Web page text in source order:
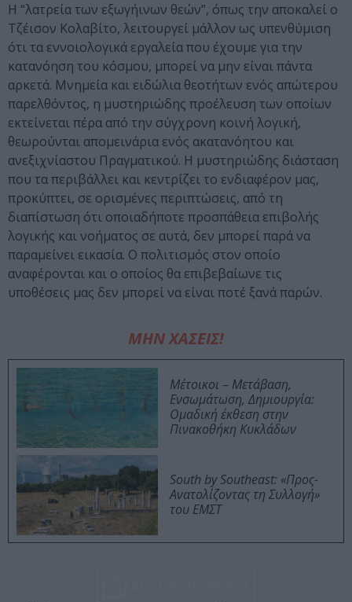
Η “λατρεία των εξωγήινων θεών”, όπως την αποκαλεί ο
Τζέισον Κολαβίτο, λειτουργεί μάλλον ως υπενθύμιση
ότι τα εννοιολογικά εργαλεία που έχουμε για την
κατανόηση του κόσμου, μπορεί να μην είναι πάντα
αρκετά. Μνημεία και ειδώλια θεοτήτων ενός απώτερου
παρελθόντος, η μυστηριώδης προέλευση των οποίων
εκτείνεται πέρα από την σύγχρονη κοινή λογική,
θεωρούνται απομεινάρια ενός ακατανόητου και
ανεξιχνίαστου Πραγματικού. Η μυστηριώδης διάσταση
που τα περιβάλλει και κεντρίζει το ενδιαφέρον μας,
προκύπτει, σε ορισμένες περιπτώσεις, από τη
διαπίστωση ότι οποιαδήποτε προσπάθεια επιβολής
λογικής και νοήματος σε αυτά, δεν μπορεί παρά να
παραμείνει εικασία. Ο πολιτισμός στον οποίο
αναφέρονται και ο οποίος θα επιβεβαίωνε τις
υποθέσεις μας δεν μπορεί να είναι ποτέ ξανά παρών.
ΜΗΝ ΧΑΣΕΙΣ!
Μέτοικοι – Μετάβαση,
Ενσωμάτωση, Δημιουργία:
Ομαδική έκθεση στην
Πινακοθήκη Κυκλάδων
South by Southeast: «Προς-
Ανατολίζοντας τη Συλλογή»
του ΕΜΣΤ